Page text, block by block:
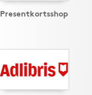
Presentkortsshop